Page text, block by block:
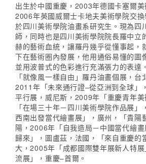
出生於中國重慶，2003年德國卡塞爾美
2006年英國威爾士卡地夫美術學院交
於四川美術學院油畫系研究生。現為四
師，同時也是四川美術學院院長羅中立
赫的藝術血統，讓羅丹幾乎從懂事起，
下在藝術圈內發展，他用通俗易懂的圖
並用波普式的色彩進行充滿張力的表達
「就像風一樣自由」羅丹油畫個展，台
2011年「未來通行證–從亞洲到全球」
平行展，威尼斯，2009年「重慶青年美
「在場三十年－四川美術學院作品展
西南出發當代繪畫展」，廣州，「貴陽
陽，2006年「自我造局－中國當代繪
歸來」，圖盧茲，法國，「來自重慶的
大，2005年「成都國際雙年展新人特
流展」，重慶–首爾。